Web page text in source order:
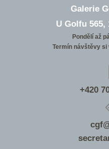
Galerie
U Golfu 565,
Pondělí až
Termín návštěvy si
+420